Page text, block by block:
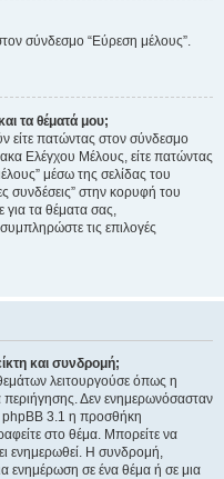
σύνδεσμο “Εύρεση μέλους”.
τα θέματά μου;
είτε πατώντας στον σύνδεσμο
Ελέγχου Μέλους, είτε πατώντας
μέσω της σελίδας του
συνδέσεις” στην κορυφή του
για τα θέματα σας,
τις επιλογές
και συνδρομή;
λειτουργούσε όπως η
Δεν ενημερωνόσασταν
phpBB 3.1 η προσθήκη
στο θέμα. Μπορείτε να
ενημερωθεί. Η συνδρομή,
ενημέρωση σε ένα θέμα ή σε μια